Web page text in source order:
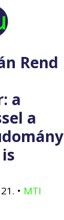
Rend
a
a
• MTI